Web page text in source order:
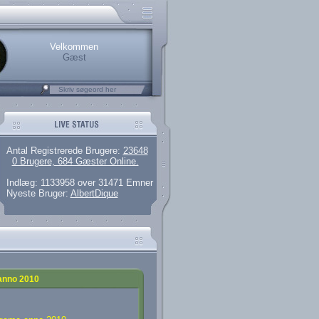
brugere
artikler og 135 guides
her.
Velkommen
Gæst
Antal Registrerede Brugere: 23648
0 Brugere, 684 Gæster Online.
Indlæg: 1133958 over 31471 Emner
Nyeste Bruger: AlbertDique
2010